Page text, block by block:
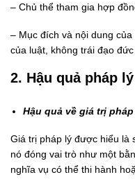
– Chủ thể tham gia hợp
– Mục đích và nội dung
của luật, không trái đạo đức
2. Hậu quả pháp
Hậu quả về giá trị
Giá trị pháp lý được hiểu là
nó đóng vai trò như một
nghĩa vụ có thể thi hành